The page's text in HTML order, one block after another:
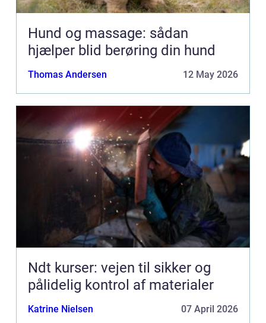
Hund og massage: sådan
hjælper blid berøring din hund
Thomas Andersen 12 May 2026
Ndt kurser: vejen til sikker og
pålidelig kontrol af materialer
Katrine Nielsen 07 April 2026